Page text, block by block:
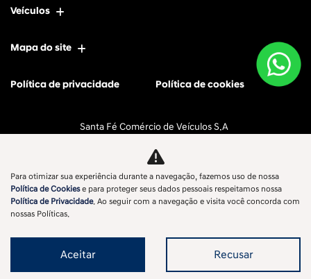
Veículos
Mapa do site
Política de privacidade Política de cookies
Santa Fé Comércio de Veículos S.A
CNPJ: 11.596.056/0001-77
No trânsito, enxergar o outro salva vidas.
Para otimizar sua experiência durante a navegação, fazemos uso de nossa
Política de Cookiese para proteger seus dados pessoais respeitamos nossa
Política de Privacidade. Ao seguir com a navegação e visita você concorda com
nossas Políticas.
Aceitar Recusar